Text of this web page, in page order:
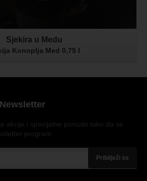
Sjekira u Medu
Konoplja Med 0,75 l
Newsletter
akcije i specijalne ponude tako da se
program.
Pribilježi se